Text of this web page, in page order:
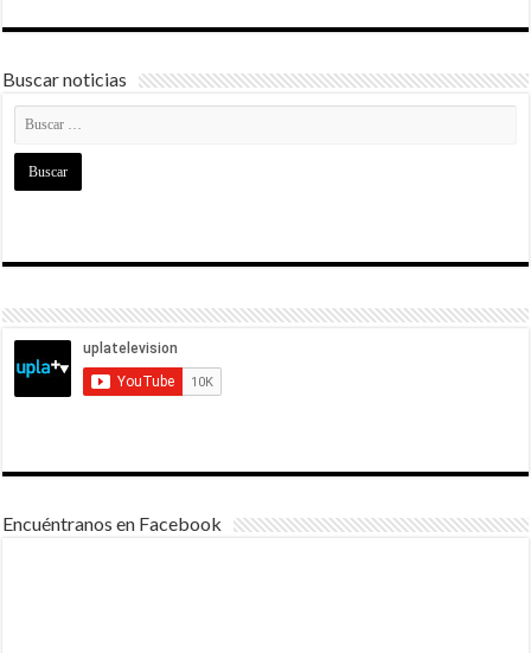
Buscar noticias
Encuéntranos en Facebook